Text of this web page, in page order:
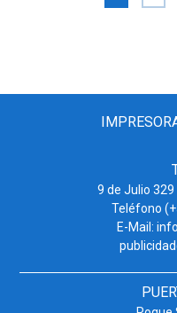
9 de Julio 329
Teléfono
E-Mail: